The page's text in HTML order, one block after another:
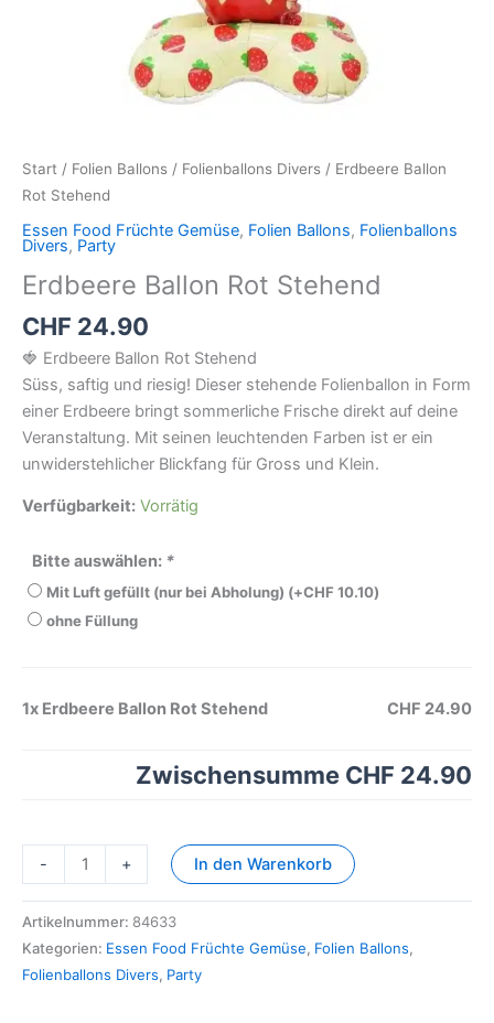
Start / Folien Ballons / Folienballons Divers / Erdbeere Ballon
Rot Stehend
Essen Food Früchte Gemüse, Folien Ballons, Folienballons
Divers, Party
Erdbeere Ballon Rot Stehend
CHF 24.90
🍓 Erdbeere Ballon Rot Stehend
Süss, saftig und riesig! Dieser stehende Folienballon in Form
einer Erdbeere bringt sommerliche Frische direkt auf deine
Veranstaltung. Mit seinen leuchtenden Farben ist er ein
unwiderstehlicher Blickfang für Gross und Klein.
Verfügbarkeit: Vorrätig
Bitte auswählen: *
Mit Luft gefüllt (nur bei Abholung) (+CHF 10.10)
ohne Füllung
1x Erdbeere Ballon Rot Stehend CHF 24.90
Zwischensumme CHF 24.90
- + In den Warenkorb
Artikelnummer: 84633
Kategorien: Essen Food Früchte Gemüse, Folien Ballons,
Folienballons Divers, Party